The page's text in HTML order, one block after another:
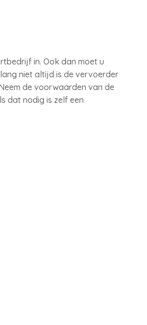
in. Ook dan moet u
niet altijd is de vervoerder
de voorwaarden van de
dat nodig is zelf een